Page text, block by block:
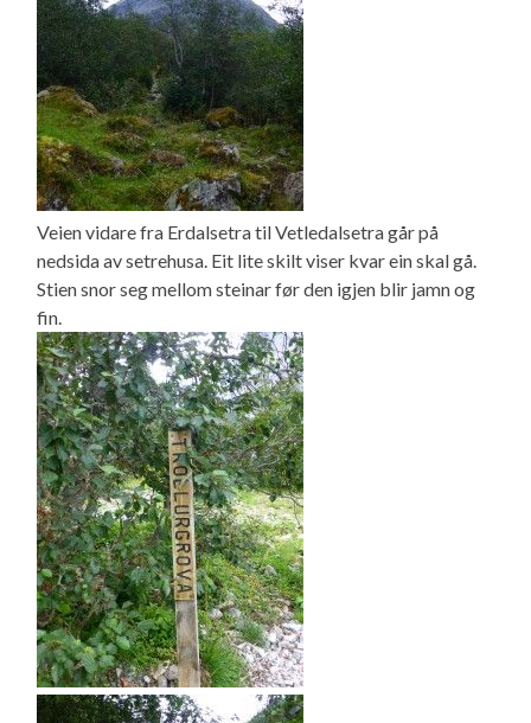
Veien vidare fra Erdalsetra til Vetledalsetra går på
nedsida av setrehusa. Eit lite skilt viser kvar ein skal gå.
Stien snor seg mellom steinar før den igjen blir jamn og
fin.